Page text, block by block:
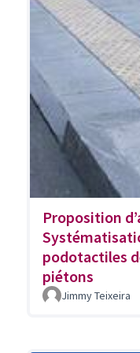
Proposition
podotactiles
piétons
Jimmy Teixeira